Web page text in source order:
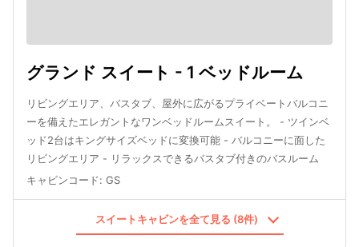
グランド スイート - 1 ベッドルーム
リビングエリア、バスタブ、屋外に広がるプライベートバルコニ
ーを備えたエレガントなワンベッドルームスイート。 - ツインベ
ッド2台はキングサイズベッドに変換可能 - バルコニーに面した
リビングエリア - リラックスできるバスタブ付きのバスルーム
キャビンコード: GS
スイートキャビンを全て見る (8件)